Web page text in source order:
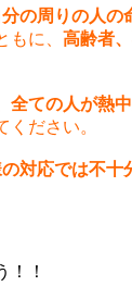
の周りの人の
に、 高齢者
ての人が熱
ください。
対応では不
！！